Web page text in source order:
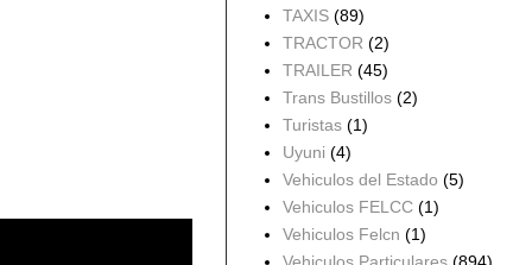
TAXIS (89)
TRACTOR (2)
TRAILER (45)
Trans Bustillos (2)
Turistas (1)
Uyuni (4)
Vehiculos del Estado (5)
Vehiculos FELCC (1)
Vehiculos Felcn (1)